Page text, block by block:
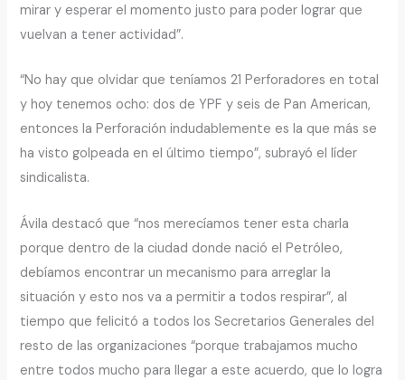
mirar y esperar el momento justo para poder lograr que
vuelvan a tener actividad”.
“No hay que olvidar que teníamos 21 Perforadores en total
y hoy tenemos ocho: dos de YPF y seis de Pan American,
entonces la Perforación indudablemente es la que más se
ha visto golpeada en el último tiempo”, subrayó el líder
sindicalista.
Ávila destacó que “nos merecíamos tener esta charla
porque dentro de la ciudad donde nació el Petróleo,
debíamos encontrar un mecanismo para arreglar la
situación y esto nos va a permitir a todos respirar”, al
tiempo que felicitó a todos los Secretarios Generales del
resto de las organizaciones “porque trabajamos mucho
entre todos mucho para llegar a este acuerdo, que lo logra